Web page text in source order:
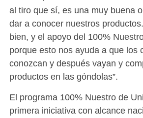
al tiro que sí, es una muy buena
dar a conocer nuestros
bien, y el apoyo del 100%
porque esto nos ayuda a que los
conozcan y después vayan y
productos en las góndolas”.
El programa 100% Nuestro de
primera iniciativa con alcance